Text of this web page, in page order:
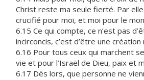
Christ reste ma seule fierté. Par
crucifié pour moi, et moi pour le
6.15 Ce qui compte, ce n’est pas
incirconcis, c’est d’être une création
6.16 Pour tous ceux qui marchent
vie et pour l’Israël de Dieu, paix et
6.17 Dès lors, que personne ne